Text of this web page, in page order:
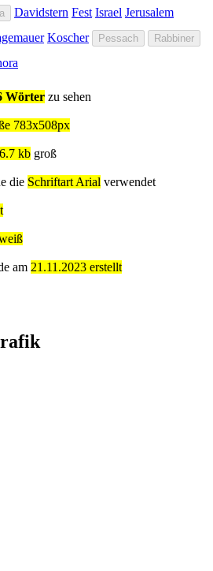
Davidstern Fest Israel Jerusalem
Koscher Pessach Rabbiner
Wörter zu sehen
783x508px
kb groß
die Schriftart Arial verwendet
am 21.11.2023 erstellt